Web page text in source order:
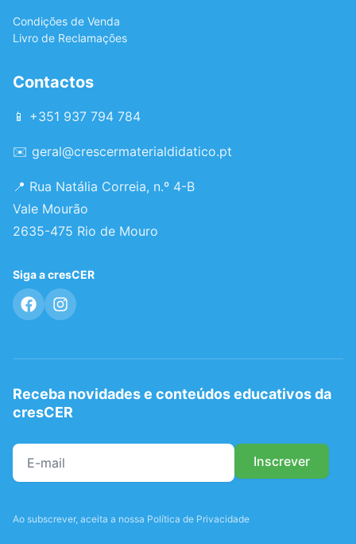
Condições de Venda
Livro de Reclamações
Contactos
📱 +351 937 794 784
✉️ geral@crescermaterialdidatico.pt
📍 Rua Natália Correia, n.º 4-B
Vale Mourão
2635-475 Rio de Mouro
Siga a cresCER
Receba novidades e conteúdos educativos da
cresCER
Ao subscrever, aceita a nossa Política de Privacidade